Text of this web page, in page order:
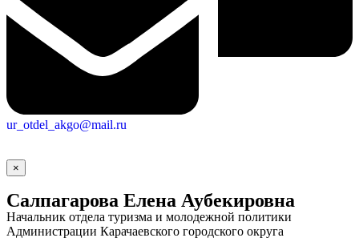
ur_otdel_akgo@mail.ru
×
Салпагарова Елена Аубекировна
Начальник отдела туризма и молодежной политики
Администрации Карачаевского городского округа